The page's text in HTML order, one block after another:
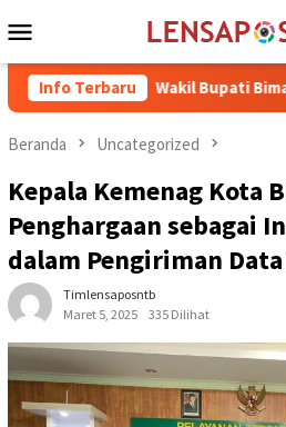
ke
Mobile
Info Terbaru
Wakil Bupati Bima dr. H. Irfan
Beranda Uncategorized
Kepala Kemenag Kota
Penghargaan sebagai
dalam Pengiriman Data
Timlensaposntb
Maret 5, 2025
335 Dilihat